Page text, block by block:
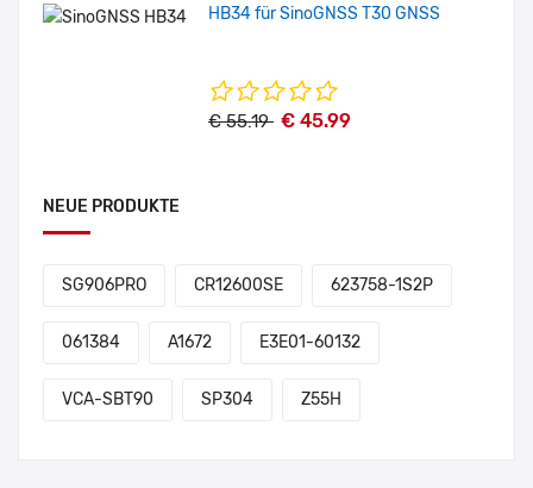
HB34 für SinoGNSS T30 GNSS
€ 55.19 € 45.99
NEUE PRODUKTE
SG906PRO CR12600SE 623758-1S2P
061384 A1672 E3E01-60132
VCA-SBT90 SP304 Z55H